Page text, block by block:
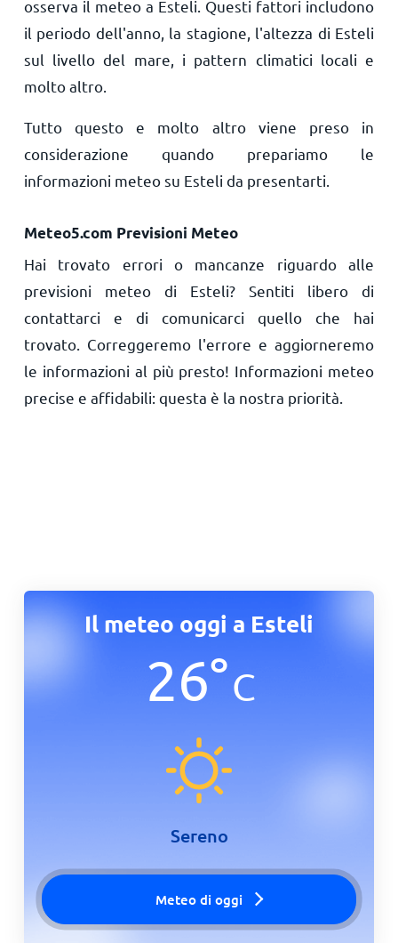
osserva il meteo a Esteli. Questi fattori includono
il periodo dell'anno, la stagione, l'altezza di Esteli
sul livello del mare, i pattern climatici locali e
molto altro.
Tutto questo e molto altro viene preso in
considerazione quando prepariamo le
informazioni meteo su Esteli da presentarti.
Meteo5.com Previsioni Meteo
Hai trovato errori o mancanze riguardo alle
previsioni meteo di Esteli? Sentiti libero di
contattarci e di comunicarci quello che hai
trovato. Correggeremo l'errore e aggiorneremo
le informazioni al più presto! Informazioni meteo
precise e affidabili: questa è la nostra priorità.
Il meteo oggi a Esteli
26°C
Sereno
Meteo di oggi